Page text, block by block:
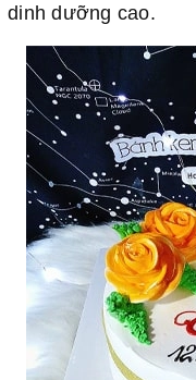
dinh dưỡng cao.